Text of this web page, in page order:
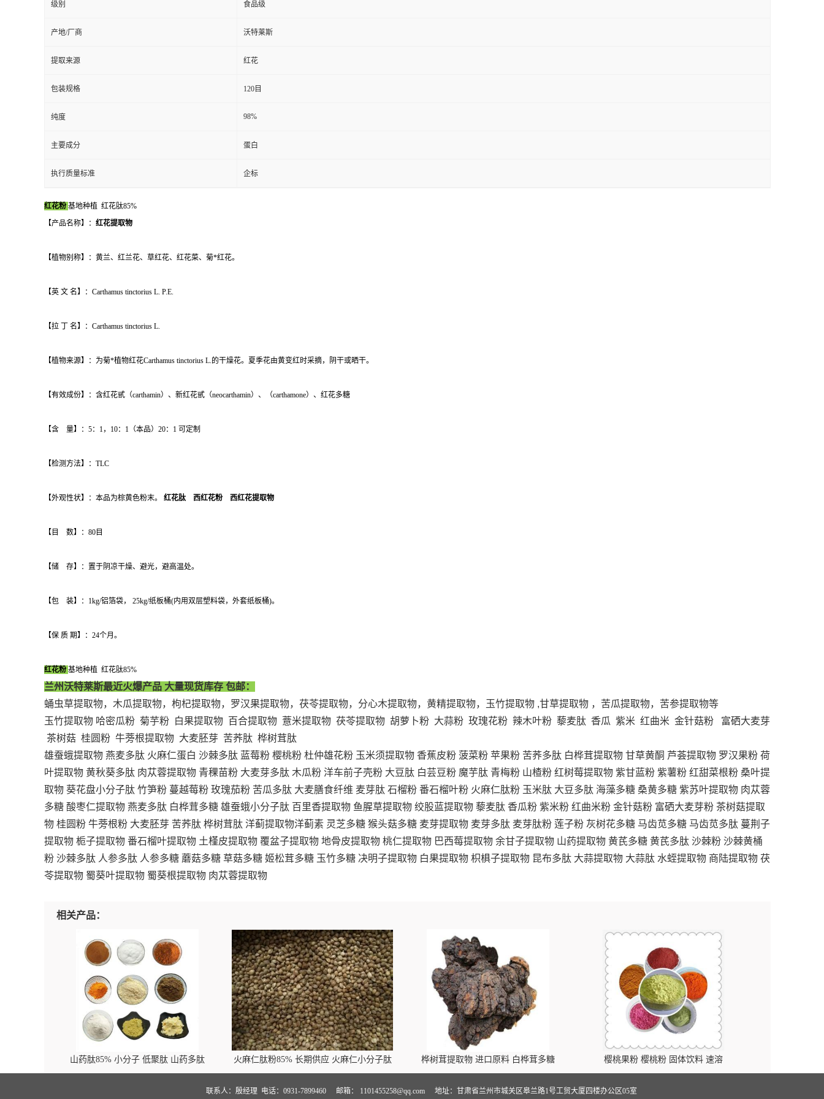
级别 食品级
产地/厂商 沃特莱斯
提取来源 红花
包装规格 120目
纯度 98%
主要成分 蛋白
执行质量标准 企标
红花粉 基地种植 红花肽85%
【产品名称】： 红花提取物
【植物别称】：黄兰、红兰花、草红花、红花菜、菊*红花。
【英 文 名】：Carthamus tinctorius L. P.E.
【拉 丁 名】：Carthamus tinctorius L.
【植物来源】：为菊*植物红花Carthamus tinctorius L.的干燥花。夏季花由黄变红时采摘，阴干或晒干。
【有效成份】：含红花甙（carthamin）、新红花甙（neocarthamin）、（carthamone）、红花多糖
【含 量】：5：1，10：1（本品）20：1 可定制
【检测方法】：TLC
【外观性状】：本品为棕黄色粉末。 红花肽 西红花粉 西红花提取物
【目 数】：80目
【储 存】：置于阴凉干燥、避光，避高温处。
【包 装】：1kg/铝箔袋， 25kg/纸板桶(内用双层塑料袋，外套纸板桶)。
【保 质 期】：24个月。
红花粉 基地种植 红花肽85%
兰州沃特莱斯最近火爆产品 大量现货库存 包邮：
蛹虫草提取物，木瓜提取物，枸杞提取物，罗汉果提取物，茯苓提取物，分心木提取物，黄精提取物，玉竹提取物 ,甘草提取物 ，苦瓜提取物，苦参提取物等
玉竹提取物 哈密瓜粉 菊芋粉 白果提取物 百合提取物 薏米提取物 茯苓提取物 胡萝卜粉 大蒜粉 玫瑰花粉 辣木叶粉 藜麦肽 香瓜 紫米 红曲米 金针菇粉 富硒大麦芽
茶树菇 桂圆粉 牛蒡根提取物 大麦胚芽 苦荞肽 桦树茸肽
雄蚕蛾提取物 燕麦多肽 火麻仁蛋白 沙棘多肽 蓝莓粉 樱桃粉 杜仲雄花粉 玉米须提取物 香蕉皮粉 菠菜粉 苹果粉 苦荞多肽 白桦茸提取物 甘草黄酮 芦荟提取物 罗汉果粉 荷
叶提取物 黄秋葵多肽 肉苁蓉提取物 青稞苗粉 大麦芽多肽 木瓜粉 洋车前子壳粉 大豆肽 白芸豆粉 魔芋肽 青梅粉 山楂粉 红树莓提取物 紫甘蓝粉 紫薯粉 红甜菜根粉 桑叶提
取物 葵花盘小分子肽 竹笋粉 蔓越莓粉 玫瑰茄粉 苦瓜多肽 大麦膳食纤维 麦芽肽 石榴粉 番石榴叶粉 火麻仁肽粉 玉米肽 大豆多肽 海藻多糖 桑黄多糖 紫苏叶提取物 肉苁蓉
多糖 酸枣仁提取物 燕麦多肽 白桦茸多糖 雄蚕蛾小分子肽 百里香提取物 鱼腥草提取物 绞股蓝提取物 藜麦肽 香瓜粉 紫米粉 红曲米粉 金针菇粉 富硒大麦芽粉 茶树菇提取
物 桂圆粉 牛蒡根粉 大麦胚芽 苦荞肽 桦树茸肽 洋蓟提取物洋蓟素 灵芝多糖 猴头菇多糖 麦芽提取物 麦芽多肽 麦芽肽粉 莲子粉 灰树花多糖 马齿苋多糖 马齿苋多肽 蔓荆子
提取物 栀子提取物 番石榴叶提取物 土槿皮提取物 覆盆子提取物 地骨皮提取物 桃仁提取物 巴西莓提取物 余甘子提取物 山药提取物 黄芪多糖 黄芪多肽 沙棘粉 沙棘黄桶
粉 沙棘多肽 人参多肽 人参多糖 蘑菇多糖 草菇多糖 姬松茸多糖 玉竹多糖 决明子提取物 白果提取物 枳椇子提取物 昆布多肽 大蒜提取物 大蒜肽 水蛭提取物 商陆提取物 茯
苓提取物 蜀葵叶提取物 蜀葵根提取物 肉苁蓉提取物
相关产品：
山药肽85% 小分子 低聚肽 山药多肽 火麻仁肽粉85% 长期供应 火麻仁小分子肽 桦树茸提取物 进口原料 白桦茸多糖 樱桃果粉 樱桃粉 固体饮料 速溶
联系人：殷经理 电话：0931-7899460 邮箱： 1101455258@qq.com 地址：甘肃省兰州市城关区皋兰路1号工贸大厦四楼办公区05室